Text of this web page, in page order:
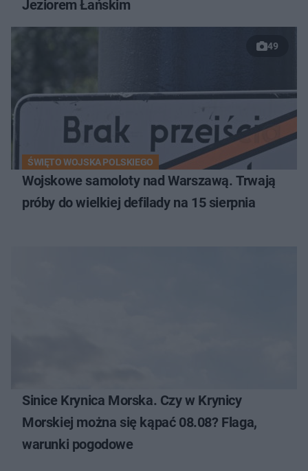
Jeziorem Łańskim
49
ŚWIĘTO WOJSKA POLSKIEGO
Wojskowe samoloty nad Warszawą. Trwają
próby do wielkiej defilady na 15 sierpnia
Sinice Krynica Morska. Czy w Krynicy
Morskiej można się kąpać 08.08? Flaga,
warunki pogodowe